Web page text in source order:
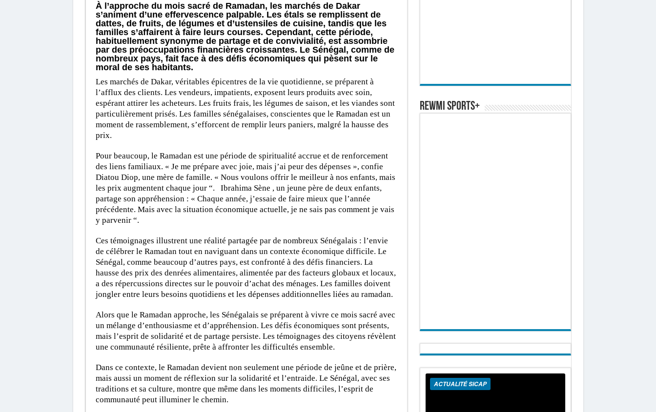
À l’approche du mois sacré de Ramadan, les marchés de Dakar
s’animent d’une effervescence palpable. Les étals se remplissent de
dattes, de fruits, de légumes et d’ustensiles de cuisine, tandis que les
familles s’affairent à faire leurs courses. Cependant, cette période,
habituellement synonyme de partage et de convivialité, est assombrie
par des préoccupations financières croissantes. Le Sénégal, comme de
nombreux pays, fait face à des défis économiques qui pèsent sur le
moral de ses habitants.
Les marchés de Dakar, véritables épicentres de la vie quotidienne, se préparent à
l’afflux des clients. Les vendeurs, impatients, exposent leurs produits avec soin,
espérant attirer les acheteurs. Les fruits frais, les légumes de saison, et les viandes sont
particulièrement prisés. Les familles sénégalaises, conscientes que le Ramadan est un
moment de rassemblement, s’efforcent de remplir leurs paniers, malgré la hausse des
prix.
Pour beaucoup, le Ramadan est une période de spiritualité accrue et de renforcement
des liens familiaux. « Je me prépare avec joie, mais j’ai peur des dépenses », confie
Diatou Diop, une mère de famille. « Nous voulons offrir le meilleur à nos enfants, mais
les prix augmentent chaque jour “. Ibrahima Sène , un jeune père de deux enfants,
partage son appréhension : « Chaque année, j’essaie de faire mieux que l’année
précédente. Mais avec la situation économique actuelle, je ne sais pas comment je vais
y parvenir “.
Ces témoignages illustrent une réalité partagée par de nombreux Sénégalais : l’envie
de célébrer le Ramadan tout en naviguant dans un contexte économique difficile. Le
Sénégal, comme beaucoup d’autres pays, est confronté à des défis financiers. La
hausse des prix des denrées alimentaires, alimentée par des facteurs globaux et locaux,
a des répercussions directes sur le pouvoir d’achat des ménages. Les familles doivent
jongler entre leurs besoins quotidiens et les dépenses additionnelles liées au ramadan.
Alors que le Ramadan approche, les Sénégalais se préparent à vivre ce mois sacré avec
un mélange d’enthousiasme et d’appréhension. Les défis économiques sont présents,
mais l’esprit de solidarité et de partage persiste. Les témoignages des citoyens révèlent
une communauté résiliente, prête à affronter les difficultés ensemble.
Dans ce contexte, le Ramadan devient non seulement une période de jeûne et de prière,
mais aussi un moment de réflexion sur la solidarité et l’entraide. Le Sénégal, avec ses
traditions et sa culture, montre que même dans les moments difficiles, l’esprit de
communauté peut illuminer le chemin.
REWMI SPORTS+
ACTUALITÉ SICAP